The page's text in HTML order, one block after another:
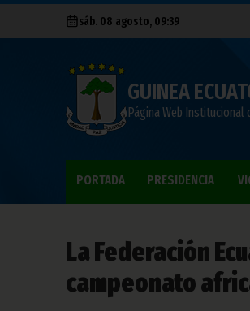
sáb. 08 agosto, 09:39
GUINEA
Página Web Institucional
PORTADA PRESIDENCIA
La Federación
campeonato